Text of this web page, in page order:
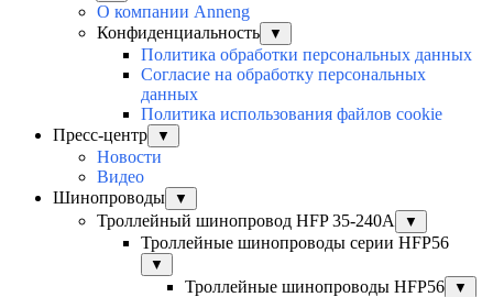
О компании Anneng
Конфиденциальность
▼
Политика обработки персональных данных
Согласие на обработку персональных
данных
Политика использования файлов cookie
Пресс-центр
▼
Новости
Видео
Шинопроводы
▼
Троллейный шинопровод HFP 35-240А ▼
Троллейные шинопроводы серии HFP56
▼
Троллейные шинопроводы HFP56 ▼